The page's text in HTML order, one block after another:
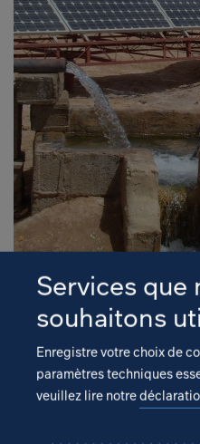
Découvrez
notre
Services que
souhaitons
Enregistre votre choix de
paramètres techniques
veuillez lire notre